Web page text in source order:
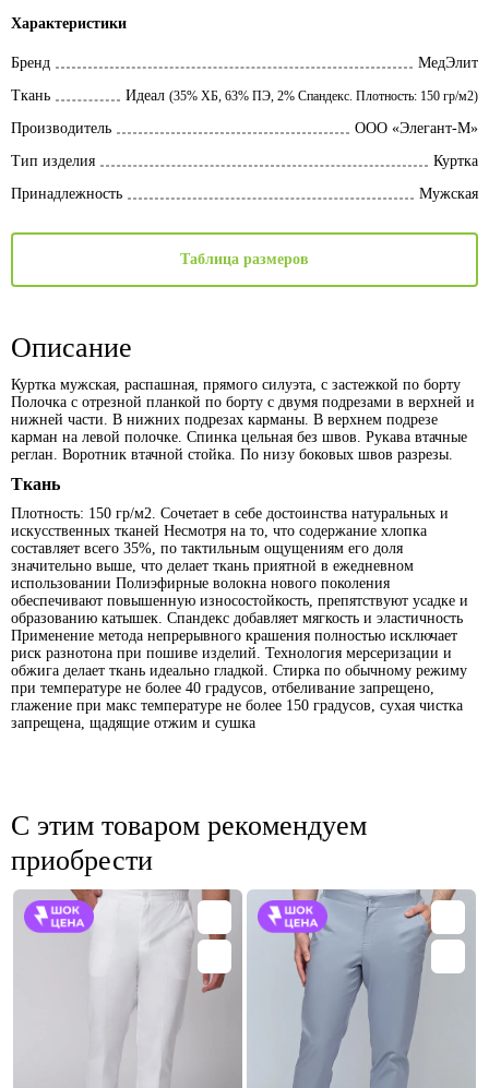
Характеристики
Бренд
МедЭлит
Ткань
Идеал (35% ХБ, 63% ПЭ, 2% Спандекс. Плотность: 150 гр/м2)
Производитель
ООО «Элегант-М»
Тип изделия
Куртка
Принадлежность
Мужская
Таблица размеров
Описание
Куртка мужская, распашная, прямого силуэта, с застежкой по борту
Полочка с отрезной планкой по борту с двумя подрезами в верхней и
нижней части. В нижних подрезах карманы. В верхнем подрезе
карман на левой полочке. Спинка цельная без швов. Рукава втачные
реглан. Воротник втачной стойка. По низу боковых швов разрезы.
Ткань
Плотность: 150 гр/м2. Сочетает в себе достоинства натуральных и
искусственных тканей Несмотря на то, что содержание хлопка
составляет всего 35%, по тактильным ощущениям его доля
значительно выше, что делает ткань приятной в ежедневном
использовании Полиэфирные волокна нового поколения
обеспечивают повышенную износостойкость, препятствуют усадке и
образованию катышек. Спандекс добавляет мягкость и эластичность
Применение метода непрерывного крашения полностью исключает
риск разнотона при пошиве изделий. Технология мерсеризации и
обжига делает ткань идеально гладкой. Стирка по обычному режиму
при температуре не более 40 градусов, отбеливание запрещено,
глажение при макс температуре не более 150 градусов, сухая чистка
запрещена, щадящие отжим и сушка
С этим товаром рекомендуем
приобрести